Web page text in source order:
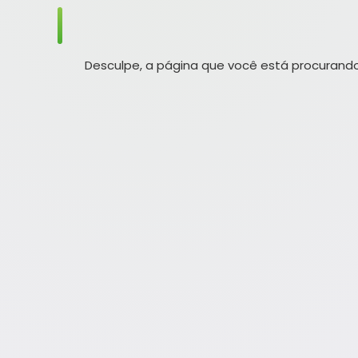
Desculpe, a página que você está